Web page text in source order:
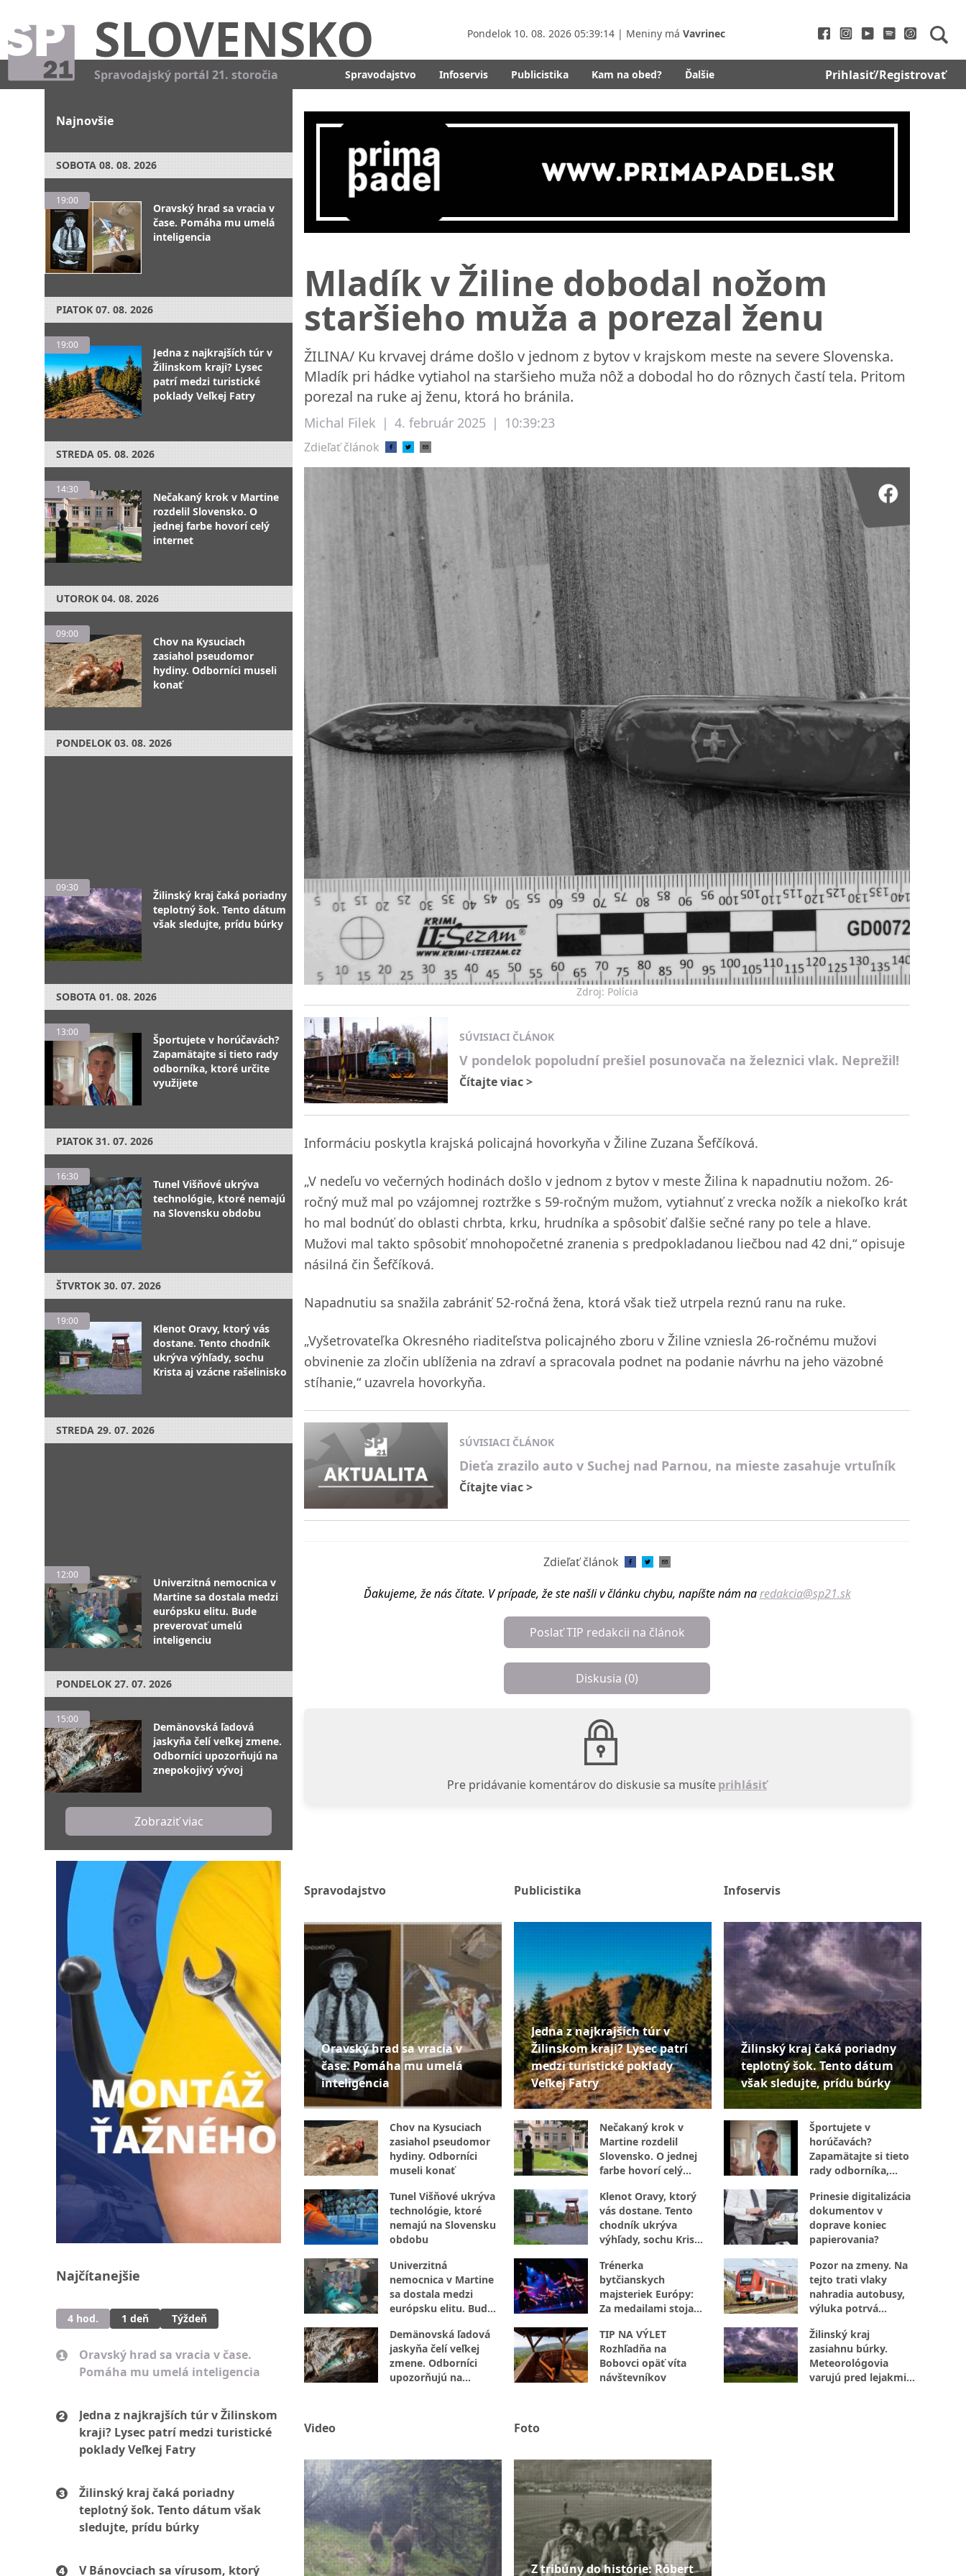
SLOVENSKO Pondelok 10. 08. 2026 05:39:16 | Meniny má Vavrinec
Spravodajský portál 21. storočia Spravodajstvo Infoservis Publicistika Kam na obed? Ďalšie Prihlasiť/Registrovať
Najnovšie
SOBOTA 08. 08. 2026
19:00
Oravský hrad sa vracia v
čase. Pomáha mu umelá
inteligencia
PIATOK 07. 08. 2026
19:00
Jedna z najkrajších túr v
Žilinskom kraji? Lysec
patrí medzi turistické
poklady Veľkej Fatry
STREDA 05. 08. 2026
14:30
Nečakaný krok v Martine
rozdelil Slovensko. O
jednej farbe hovorí celý
internet
UTOROK 04. 08. 2026
09:00
Chov na Kysuciach
zasiahol pseudomor
hydiny. Odborníci museli
konať
PONDELOK 03. 08. 2026
09:30
Žilinský kraj čaká poriadny
teplotný šok. Tento dátum
však sledujte, prídu búrky
SOBOTA 01. 08. 2026
13:00
Športujete v horúčavách?
Zapamätajte si tieto rady
odborníka, ktoré určite
využijete
PIATOK 31. 07. 2026
16:30
Tunel Višňové ukrýva
technológie, ktoré nemajú
na Slovensku obdobu
ŠTVRTOK 30. 07. 2026
19:00
Klenot Oravy, ktorý vás
dostane. Tento chodník
ukrýva výhľady, sochu
Krista aj vzácne rašelinisko
STREDA 29. 07. 2026
12:00
Univerzitná nemocnica v
Martine sa dostala medzi
európsku elitu. Bude
preverovať umelú
inteligenciu
PONDELOK 27. 07. 2026
15:00
Demänovská ľadová
jaskyňa čelí veľkej zmene.
Odborníci upozorňujú na
znepokojivý vývoj
Zobraziť viac
Najčítanejšie
4 hod. 1 deň Týždeň
Oravský hrad sa vracia v čase.
Pomáha mu umelá inteligencia
Jedna z najkrajších túr v Žilinskom
kraji? Lysec patrí medzi turistické
poklady Veľkej Fatry
Žilinský kraj čaká poriadny
teplotný šok. Tento dátum však
sledujte, prídu búrky
V Bánovciach sa vírusom, ktorý
Mladík v Žiline dobodal nožom
staršieho muža a porezal ženu
ŽILINA/ Ku krvavej dráme došlo v jednom z bytov v krajskom meste na severe Slovenska.
Mladík pri hádke vytiahol na staršieho muža nôž a dobodal ho do rôznych častí tela. Pritom
porezal na ruke aj ženu, ktorá ho bránila.
Michal Filek | 4. február 2025 | 10:39:23
Zdieľať článok
Zdroj: Polícia
SÚVISIACI ČLÁNOK
V pondelok popoludní prešiel posunovača na železnici vlak. Neprežil!
Čítajte viac>
Informáciu poskytla krajská policajná hovorkyňa v Žiline Zuzana Šefčíková.
„V nedeľu vo večerných hodinách došlo v jednom z bytov v meste Žilina k napadnutiu nožom. 26-
ročný muž mal po vzájomnej roztržke s 59-ročným mužom, vytiahnuť z vrecka nožík a niekoľko krát
ho mal bodnúť do oblasti chrbta, krku, hrudníka a spôsobiť ďalšie sečné rany po tele a hlave.
Mužovi mal takto spôsobiť mnohopočetné zranenia s predpokladanou liečbou nad 42 dni,“ opisuje
násilná čin Šefčíková.
Napadnutiu sa snažila zabrániť 52-ročná žena, ktorá však tiež utrpela reznú ranu na ruke.
„Vyšetrovateľka Okresného riaditeľstva policajného zboru v Žiline vzniesla 26-ročnému mužovi
obvinenie za zločin ublíženia na zdraví a spracovala podnet na podanie návrhu na jeho väzobné
stíhanie,“ uzavrela hovorkyňa.
SÚVISIACI ČLÁNOK
Dieťa zrazilo auto v Suchej nad Parnou, na mieste zasahuje vrtuľník
Čítajte viac>
Zdieľať článok
Ďakujeme, že nás čítate. V prípade, že ste našli v článku chybu, napíšte nám na redakcia@sp21.sk
Poslať TIP redakcii na článok
Diskusia (0)
Pre pridávanie komentárov do diskusie sa musíteprihlásiť
Spravodajstvo
Oravský hrad sa vracia v
čase. Pomáha mu umelá
inteligencia
Chov na Kysuciach
zasiahol pseudomor
hydiny. Odborníci
museli konať
Tunel Višňové ukrýva
technológie, ktoré
nemajú na Slovensku
obdobu
Univerzitná
nemocnica v Martine
sa dostala medzi
európsku elitu. Bude
inteligenciu
Demänovská ľadová
jaskyňa čelí veľkej
zmene. Odborníci
upozorňujú na
Publicistika
Jedna z najkrajších túr v
Žilinskom kraji? Lysec patrí
medzi turistické poklady
Veľkej Fatry
Nečakaný krok v
Martine rozdelil
Slovensko. O jednej
farbe hovorí celý
Klenot Oravy, ktorý
vás dostane. Tento
chodník ukrýva
výhľady, sochu Krista
Trénerka
bytčianskych
majsteriek Európy:
Za medailami stoja
práce
TIP NA VÝLET
Rozhľadňa na
Bobovci opäť víta
návštevníkov
Infoservis
Žilinský kraj čaká poriadny
teplotný šok. Tento dátum
však sledujte, prídu búrky
Športujete v
horúčavách?
Zapamätajte si tieto
rady odborníka,
Prinesie digitalizácia
dokumentov v
doprave koniec
papierovania?
Pozor na zmeny. Na
tejto trati vlaky
nahradia autobusy,
výluka potrvá
Žilinský kraj
zasiahnu búrky.
Meteorológovia
varujú pred lejakmi,
Video Foto
Z tribúny do histórie: Róbert